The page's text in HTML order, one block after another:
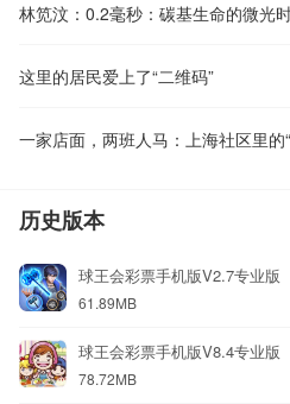
这里的居民爱上了“二维码”
历史版本
球王会彩票手机版V2.7专业版
61.89MB
球王会彩票手机版V8.4专业版
78.72MB